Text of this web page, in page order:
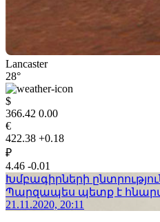
Lancaster
28°
$
366.42 0.00
€
422.38 +0.18
₽
4.46 -0.01
Խմբագիրների
Պարզապես պետք է
21.11.2020, 20:11